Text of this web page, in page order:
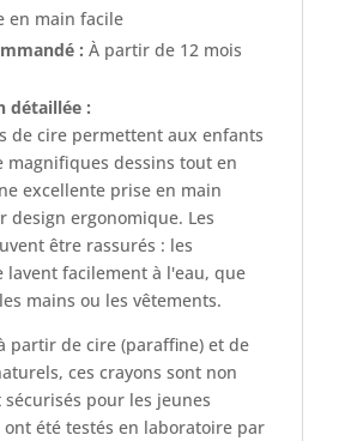
en main facile
: À partir de 12 mois
détaillée :
de cire permettent aux enfants
magnifiques dessins tout en
excellente prise en main
design ergonomique. Les
être rassurés : les
lavent facilement à l'eau, que
mains ou les vêtements.
partir de cire (paraffine) et de
ces crayons sont non
pour les jeunes
été testés en laboratoire par